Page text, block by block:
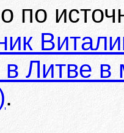
по
Литве
.